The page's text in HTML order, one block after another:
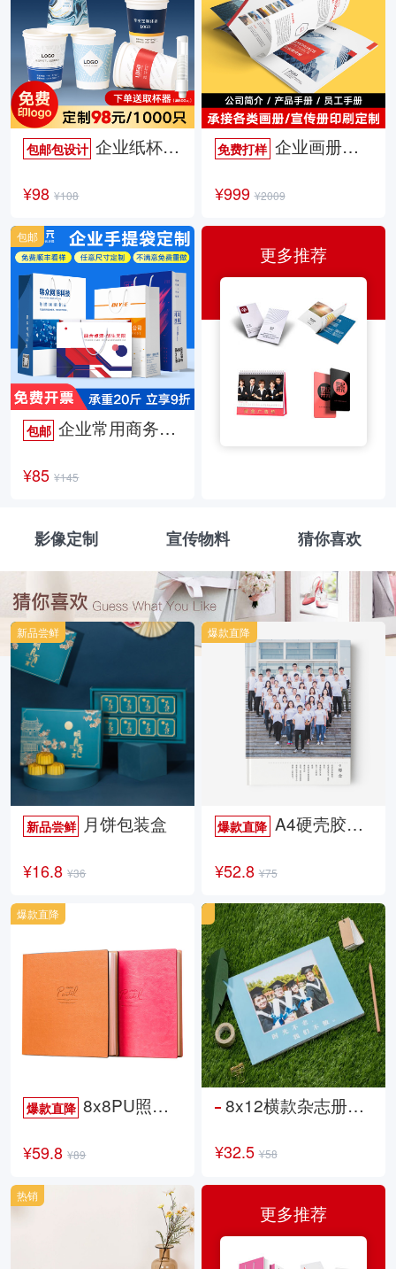
包邮包设计 企业纸杯定制
¥98 ¥108
免费打样企业画册定制
¥999 ¥2009
包邮 企业常用商务手提袋
¥85 ¥145
包邮
更多推荐
影像定制 宣传物料 猜你喜欢
新品尝鲜 月饼包装盒
¥16.8 ¥36
新品尝鲜
爆款直降A4硬壳胶装照片书34p哑膜
¥52.8 ¥75
爆款直降
爆款直降 8x8PU照片书NewLife
¥59.8 ¥89
爆款直降
8x12横款杂志册26p
¥32.5 ¥58
热销
更多推荐